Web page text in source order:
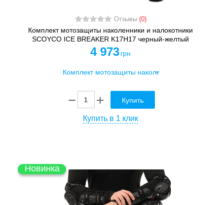
Отзывы (0)
Комплект мотозащиты наколенники и налокотники
SCOYCO ICE BREAKER K17H17 черный-желтый
4 973 грн
Купить
Купить в 1 клик
Новинка